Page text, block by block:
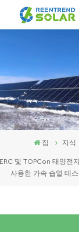
집 지식
및 TOPCon 태양전
사용한 가속 습열 테스